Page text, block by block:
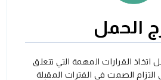
الحمل
القرارات المهمة التي تتعلق
الصمت في الفترات المقبلة